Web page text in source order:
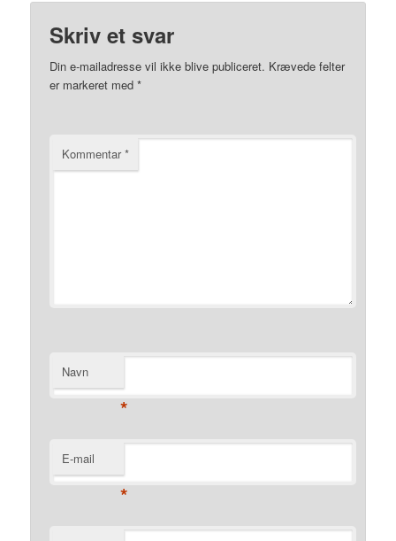
Skriv et svar
Din e-mailadresse vil ikke blive publiceret. Krævede felter
er markeret med*
Kommentar*
Navn
*
E-mail
*